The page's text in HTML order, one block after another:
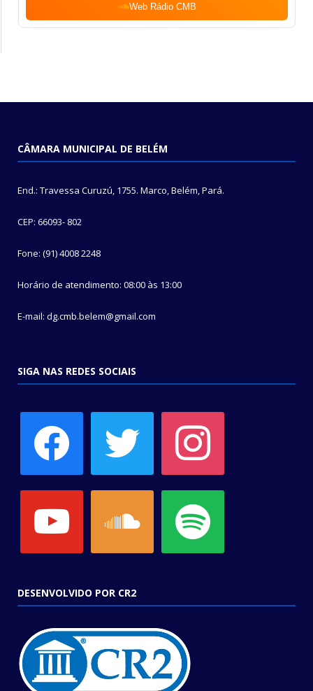
Web Rádio CMB
CÂMARA MUNICIPAL DE BELÉM
End.: Travessa Curuzú, 1755. Marco, Belém, Pará.
CEP: 66093- 802
Fone: (91) 4008 2248
Horário de atendimento: 08:00 às 13:00
E-mail: dg.cmb.belem@gmail.com
SIGA NAS REDES SOCIAIS
DESENVOLVIDO POR CR2